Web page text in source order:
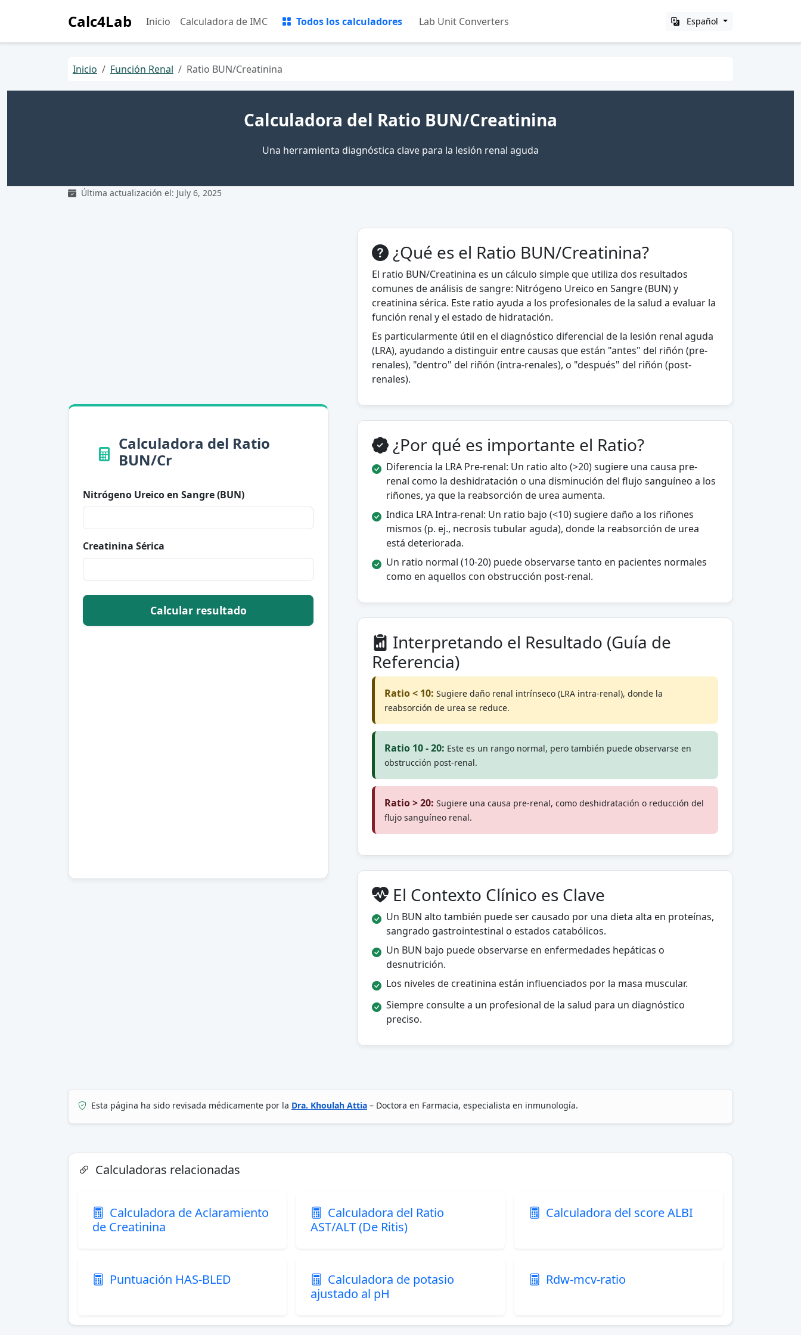
Calc4Lab Español
Inicio Calculadora de IMC Todos los calculadores Lab Unit Converters
Inicio Función Renal Ratio BUN/Creatinina
Calculadora del Ratio BUN/Creatinina
Una herramienta diagnóstica clave para la lesión renal aguda
Última actualización el: July 6, 2025
Calculadora del Ratio
BUN/Cr
Nitrógeno Ureico en Sangre (BUN)
Creatinina Sérica
Calcular resultado
¿Qué es el Ratio BUN/Creatinina?
El ratio BUN/Creatinina es un cálculo simple que utiliza dos resultados
comunes de análisis de sangre: Nitrógeno Ureico en Sangre (BUN) y
creatinina sérica. Este ratio ayuda a los profesionales de la salud a evaluar la
función renal y el estado de hidratación.
Es particularmente útil en el diagnóstico diferencial de la lesión renal aguda
(LRA), ayudando a distinguir entre causas que están "antes" del riñón (pre-
renales), "dentro" del riñón (intra-renales), o "después" del riñón (post-
renales).
¿Por qué es importante el Ratio?
Diferencia la LRA Pre-renal: Un ratio alto (>20) sugiere una causa pre-
renal como la deshidratación o una disminución del flujo sanguíneo a los
riñones, ya que la reabsorción de urea aumenta.
Indica LRA Intra-renal: Un ratio bajo (<10) sugiere daño a los riñones
mismos (p. ej., necrosis tubular aguda), donde la reabsorción de urea
está deteriorada.
Un ratio normal (10-20) puede observarse tanto en pacientes normales
como en aquellos con obstrucción post-renal.
Interpretando el Resultado (Guía de
Referencia)
Ratio < 10: Sugiere daño renal intrínseco (LRA intra-renal), donde la
reabsorción de urea se reduce.
Ratio 10 - 20: Este es un rango normal, pero también puede observarse en
obstrucción post-renal.
Ratio > 20: Sugiere una causa pre-renal, como deshidratación o reducción del
flujo sanguíneo renal.
El Contexto Clínico es Clave
Un BUN alto también puede ser causado por una dieta alta en proteínas,
sangrado gastrointestinal o estados catabólicos.
Un BUN bajo puede observarse en enfermedades hepáticas o
desnutrición.
Los niveles de creatinina están influenciados por la masa muscular.
Siempre consulte a un profesional de la salud para un diagnóstico
preciso.
Esta página ha sido revisada médicamente por la Dra. Khoulah Attia – Doctora en Farmacia, especialista en inmunología.
Calculadoras relacionadas
Calculadora de Aclaramiento
de Creatinina
Calculadora del Ratio
AST/ALT (De Ritis)
Calculadora del score ALBI
Puntuación HAS-BLED
Calculadora de potasio
ajustado al pH
Rdw-mcv-ratio